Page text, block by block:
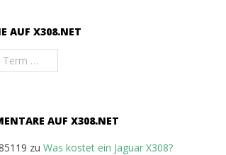
AUF X308.NET
AUF X308.NET
zu Was kostet ein Jaguar X308?